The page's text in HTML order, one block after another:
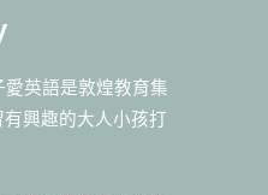
英語是敦煌教育集
興趣的大人小孩打